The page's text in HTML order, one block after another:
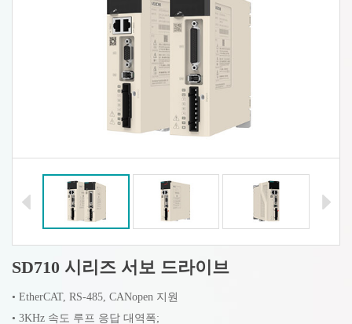
SD710 시리즈 서보 드라이브
• EtherCAT, RS-485, CANopen 지원
• 3KHz 속도 루프 응답 대역폭;